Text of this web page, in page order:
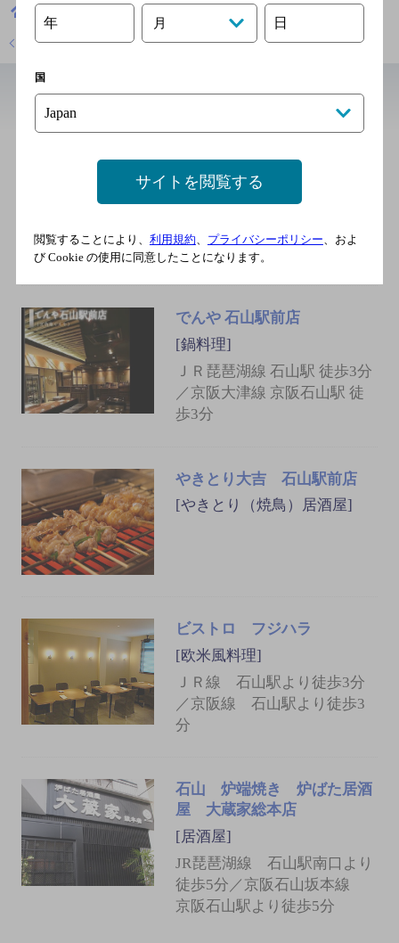
焼き鳥
店舗トップに戻る
寿司居酒屋や台ずし 石山駅前
町
[寿司]
JR東海道本線（米原-神戸）
石山駅 南出口 徒歩2分
でんや 石山駅前店
[鍋料理]
ＪＲ琵琶湖線 石山駅 徒歩3分
／京阪大津線 京阪石山駅 徒
歩3分
やきとり大吉 石山駅前店
[やきとり（焼鳥）居酒屋]
ビストロ フジハラ
[欧米風料理]
ＪＲ線 石山駅より徒歩3分
／京阪線 石山駅より徒歩3
分
石山 炉端焼き 炉ばた居酒
屋 大蔵家総本店
[居酒屋]
JR琵琶湖線 石山駅南口より
徒歩5分／京阪石山坂本線
京阪石山駅より徒歩5分
年 月 日
国
サイトを閲覧する
閲覧することにより、 利用規約 プライバシーポリシー 、およ
び Cookie の使用に同意したことになります。